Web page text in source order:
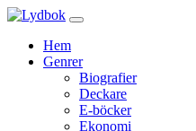
Hem
Genrer
Biografier
Deckare
E-böcker
Ekonomi